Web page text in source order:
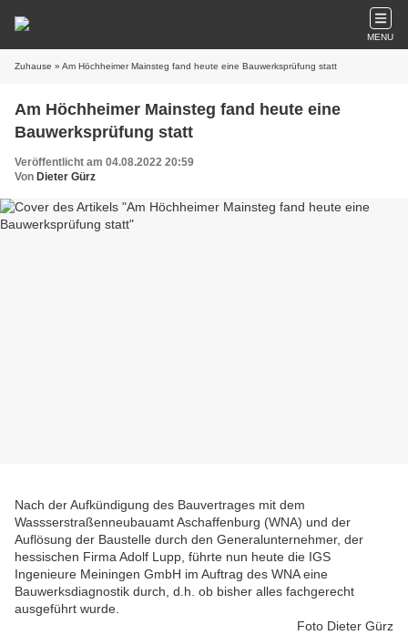
MENU
Zuhause » Am Höchheimer Mainsteg fand heute eine Bauwerksprüfung statt
Am Höchheimer Mainsteg fand heute eine
Bauwerksprüfung statt
Veröffentlicht am 04.08.2022 20:59
Von Dieter Gürz
Nach der Aufkündigung des Bauvertrages mit dem
Wassserstraßenneubauamt Aschaffenburg (WNA) und der
Auflösung der Baustelle durch den Generalunternehmer, der
hessischen Firma Adolf Lupp, führte nun heute die IGS
Ingenieure Meiningen GmbH im Auftrag des WNA eine
Bauwerksdiagnostik durch, d.h. ob bisher alles fachgerecht
ausgeführt wurde.
Foto Dieter Gürz